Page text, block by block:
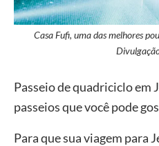
Casa Fufi, uma das melhores
Passeio de quadriciclo em
passeios que você pode
Para que sua viagem para